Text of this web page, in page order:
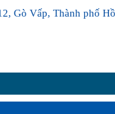
Gò Vấp, Thành phố